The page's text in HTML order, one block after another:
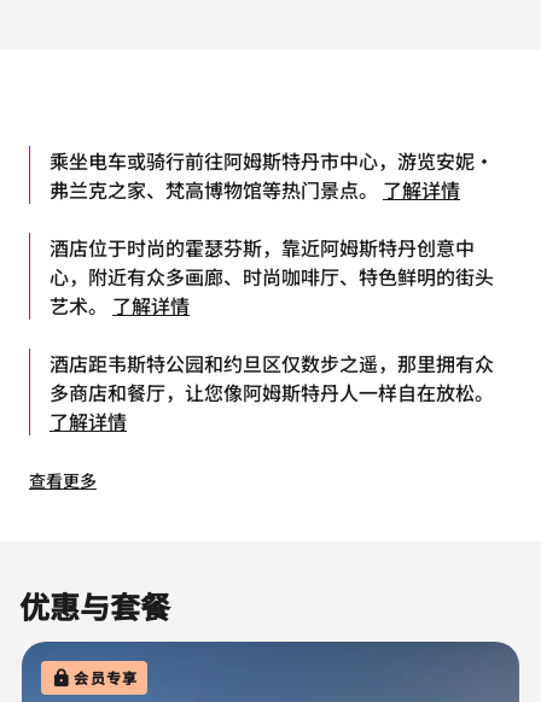
乘坐电车或骑行前往阿姆斯特丹市中心，游览安妮·
弗兰克之家、梵高博物馆等热门景点。 了解详情
酒店位于时尚的霍瑟芬斯，靠近阿姆斯特丹创意中
心，附近有众多画廊、时尚咖啡厅、特色鲜明的街头
艺术。 了解详情
酒店距韦斯特公园和约旦区仅数步之遥，那里拥有众
多商店和餐厅，让您像阿姆斯特丹人一样自在放松。
了解详情
查看更多
优惠与套餐
会员专享